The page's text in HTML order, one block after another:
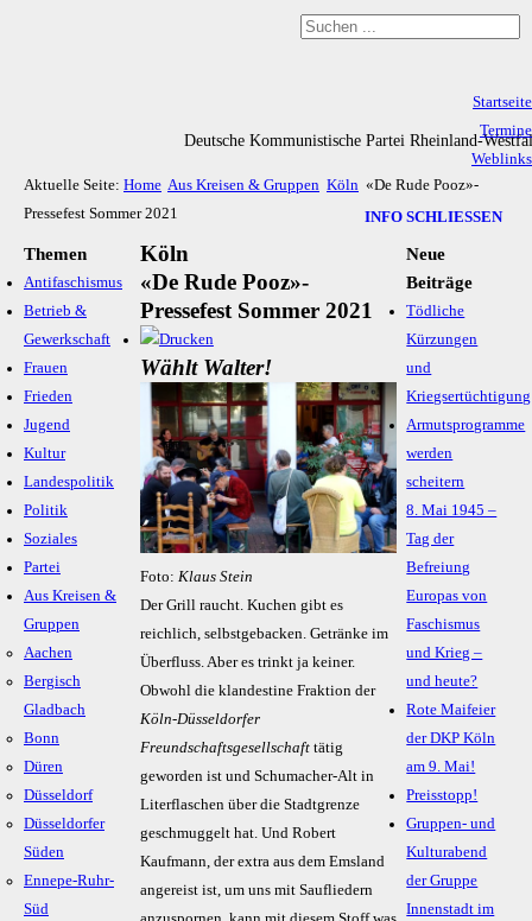
Deutsche Kommunistische Partei Rheinland-
Startseite
Termine
Weblinks
Impressum & Datenschutz
Aktuelle Seite: Home Aus Kreisen & Gruppen Köln «De Rude Pooz»-
Pressefest Sommer 2021
Themen
Antifaschismus
Betrieb &
Gewerkschaft
Frauen
Frieden
Jugend
Kultur
Landespolitik
Politik
Soziales
Partei
Aus Kreisen &
Gruppen
Aachen
Bergisch
Gladbach
Bonn
Düren
Düsseldorf
Düsseldorfer
Süden
Ennepe-Ruhr-
Süd
Köln
«De Rude Pooz»-
Pressefest Sommer 2021
Wählt Walter!
Foto: Klaus Stein
Der Grill raucht. Kuchen gibt es
reichlich, selbstgebacken. Getränke im
Überfluss. Aber es trinkt ja keiner.
Obwohl die klandestine Fraktion der
Köln-Düsseldorfer
Freundschaftsgesellschafttätig
geworden ist und Schumacher-Alt in
Literflaschen über die Stadtgrenze
geschmuggelt hat. Und Robert
Kaufmann, der extra aus dem Emsland
angereist ist, um uns mit Saufliedern
INFO SCHLIESSEN
Neue
Beiträge
Tödliche
Kürzungen
und
Kriegsertüchtigung
Armutsprogramme
werden
scheitern
8. Mai 1945 –
Tag der
Befreiung
Europas von
Faschismus
und Krieg –
und heute?
Rote Maifeier
der DKP Köln
am 9. Mai!
Preisstopp!
Gruppen- und
Kulturabend
der Gruppe
Innenstadt im